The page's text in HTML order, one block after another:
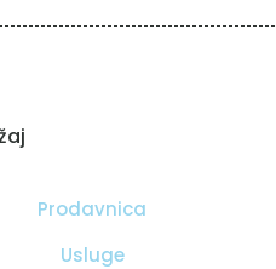
Prodavnica
Usluge